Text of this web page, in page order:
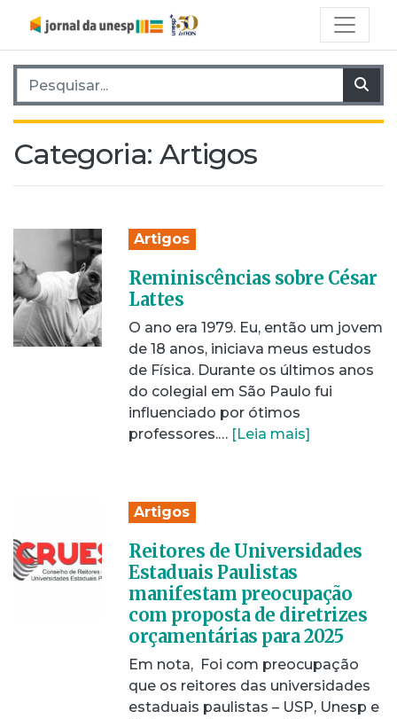
Pesquisar por:
Categoria:Artigos
Artigos
Reminiscências sobre César
Lattes
O ano era 1979. Eu, então um jovem
de 18 anos, iniciava meus estudos
de Física. Durante os últimos anos
do colegial em São Paulo fui
influenciado por ótimos
professores.… [Leia mais]
Artigos
Reitores de Universidades
Estaduais Paulistas
manifestam preocupação
com proposta de diretrizes
orçamentárias para 2025
Em nota, Foi com preocupação
que os reitores das universidades
estaduais paulistas – USP, Unesp e